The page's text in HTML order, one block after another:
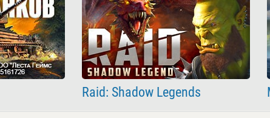
Raid: Shadow Legends